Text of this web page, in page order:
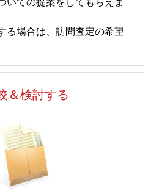
る場合は、訪問査定の希望
＆検討する